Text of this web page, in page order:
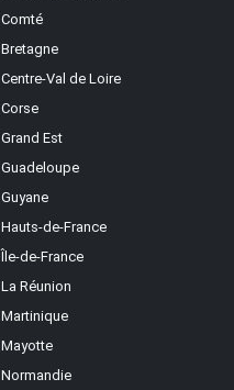
Comté
Bretagne
Centre-Val de Loire
Corse
Grand Est
Guadeloupe
Guyane
Hauts-de-France
Île-de-France
La Réunion
Martinique
Mayotte
Normandie